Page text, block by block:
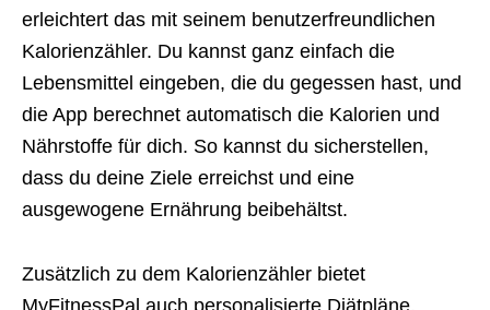
erleichtert das mit seinem benutzerfreundlichen
Kalorienzähler. Du kannst ganz einfach die
Lebensmittel eingeben, die du gegessen hast, und
die App berechnet automatisch die Kalorien und
Nährstoffe für dich. So kannst du sicherstellen,
dass du deine Ziele erreichst und eine
ausgewogene Ernährung beibehältst.
Zusätzlich zu dem Kalorienzähler bietet
MyFitnessPal auch personalisierte Diätpläne.